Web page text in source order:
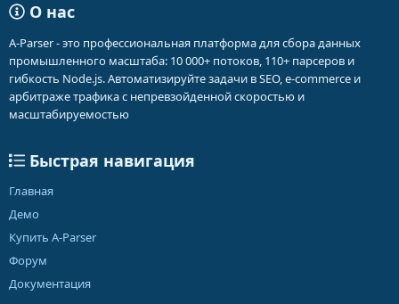
О нас
A-Parser - это профессиональная платформа для сбора данных
промышленного масштаба: 10 000+ потоков, 110+ парсеров и
гибкость Node.js. Автоматизируйте задачи в SEO, e-commerce и
арбитраже трафика с непревзойденной скоростью и
масштабируемостью
Быстрая навигация
Главная
Демо
Купить A-Parser
Форум
Документация